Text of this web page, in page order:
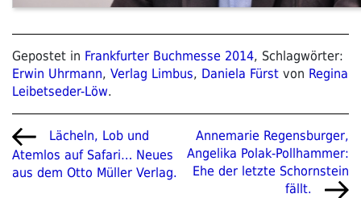
Gepostet in Frankfurter Buchmesse 2014, Schlagwörter:
Erwin Uhrmann, Verlag Limbus, Daniela Fürst von Regina
Leibetseder-Löw.
Beitragsnavigation
Vorheriger
Beitrag
Lächeln, Lob und
Atemlos auf Safari… Neues
aus dem Otto Müller Verlag.
Nächster
Beitrag
Annemarie Regensburger,
Angelika Polak-Pollhammer:
Ehe der letzte Schornstein
fällt.